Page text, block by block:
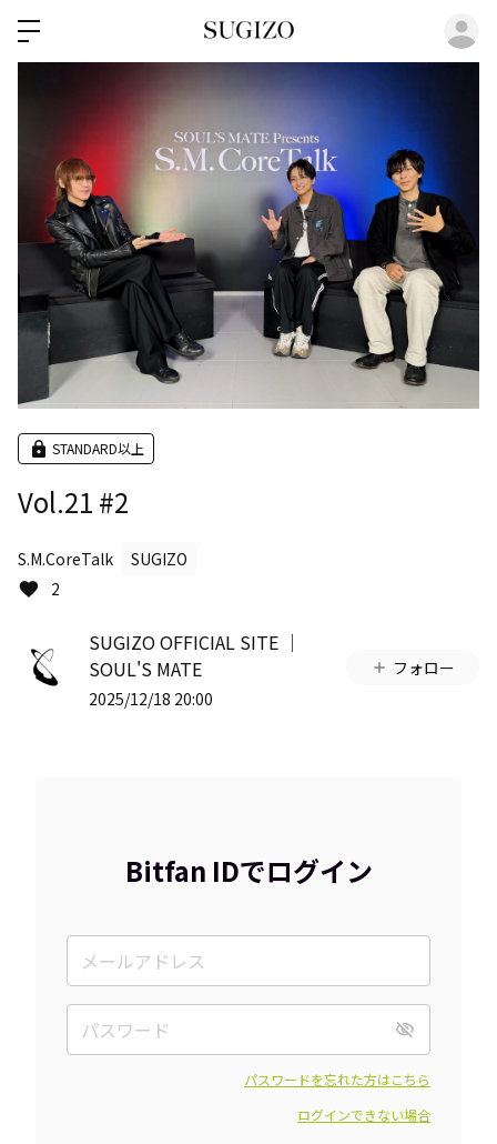
STANDARD以上
Vol.21 #2
S.M.CoreTalk
SUGIZO
2
SUGIZO OFFICIAL SITE │
SOUL'S MATE
2025/12/18 20:00
フォロー
Bitfan IDでログイン
パスワードを忘れた方はこちら
ログインできない場合